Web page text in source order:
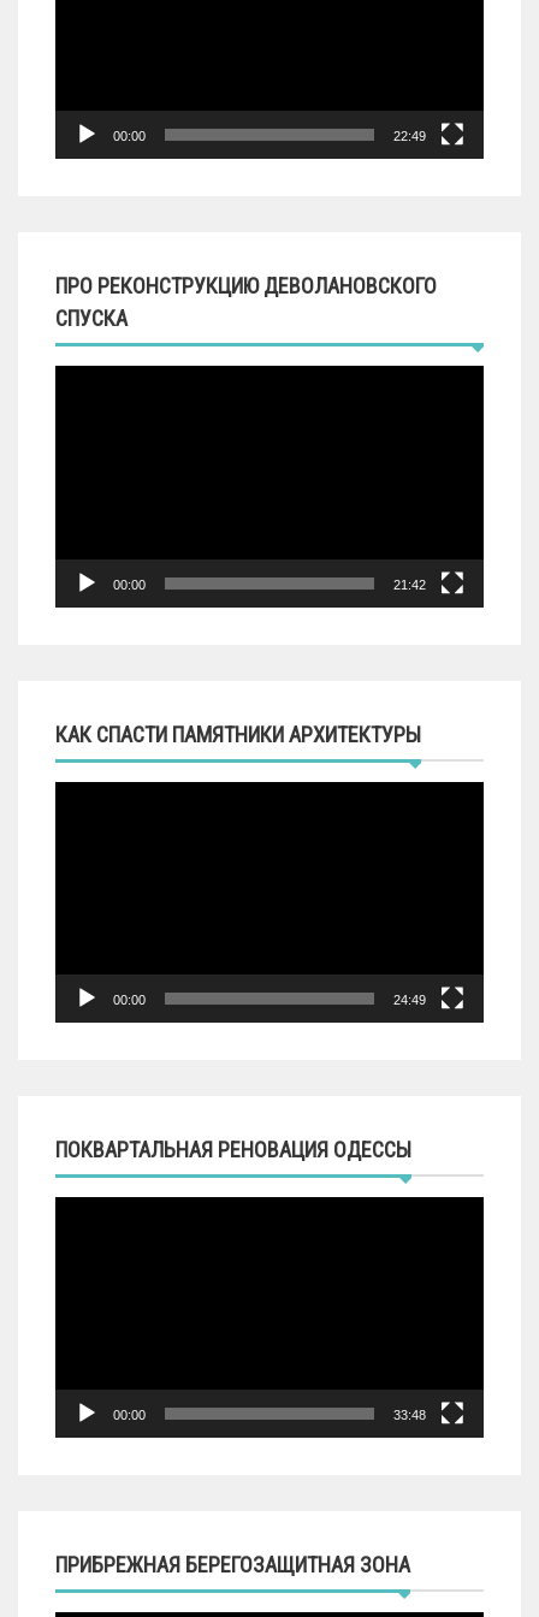
00:00 22:49
ПРО РЕКОНСТРУКЦИЮ ДЕВОЛАНОВСКОГО
СПУСКА
00:00 21:42
КАК СПАСТИ ПАМЯТНИКИ АРХИТЕКТУРЫ
00:00 24:49
ПОКВАРТАЛЬНАЯ РЕНОВАЦИЯ ОДЕССЫ
00:00 33:48
ПРИБРЕЖНАЯ БЕРЕГОЗАЩИТНАЯ ЗОНА